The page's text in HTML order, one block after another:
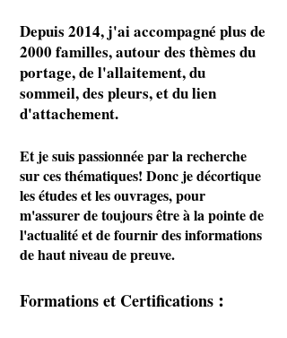
Depuis 2014, j'ai accompagné plus de
2000 familles, autour des thèmes du
portage, de l'allaitement, du
sommeil, des pleurs, et du lien
d'attachement.
​Et je suis passionnée par la recherche
sur ces thématiques! Donc je décortique
les études et les ouvrages, pour
m'assurer de toujours être à la pointe de
l'actualité et de fournir des informations
de haut niveau de preuve.
​Formations et Certifications :